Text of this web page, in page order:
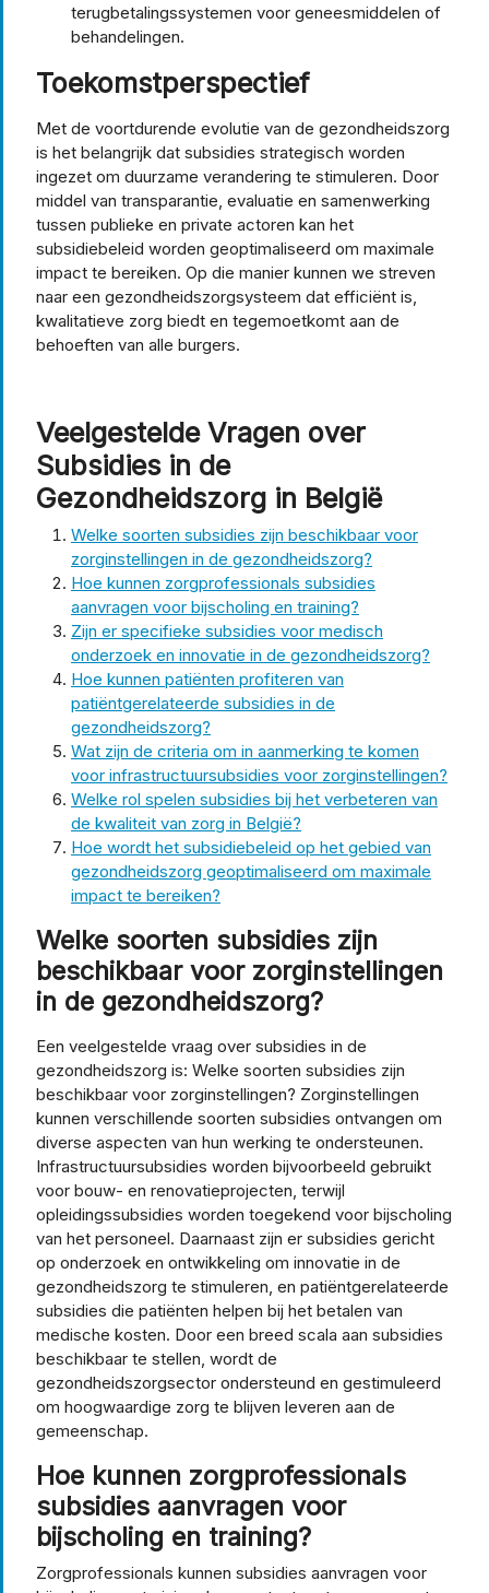
terugbetalingssystemen voor geneesmiddelen of
behandelingen.
Toekomstperspectief
Met de voortdurende evolutie van de gezondheidszorg
is het belangrijk dat subsidies strategisch worden
ingezet om duurzame verandering te stimuleren. Door
middel van transparantie, evaluatie en samenwerking
tussen publieke en private actoren kan het
subsidiebeleid worden geoptimaliseerd om maximale
impact te bereiken. Op die manier kunnen we streven
naar een gezondheidszorgsysteem dat efficiënt is,
kwalitatieve zorg biedt en tegemoetkomt aan de
behoeften van alle burgers.
Veelgestelde Vragen over
Subsidies in de
Gezondheidszorg in België
Welke soorten subsidies zijn beschikbaar voor
zorginstellingen in de gezondheidszorg?
Hoe kunnen zorgprofessionals subsidies
aanvragen voor bijscholing en training?
Zijn er specifieke subsidies voor medisch
onderzoek en innovatie in de gezondheidszorg?
Hoe kunnen patiënten profiteren van
patiëntgerelateerde subsidies in de
gezondheidszorg?
Wat zijn de criteria om in aanmerking te komen
voor infrastructuursubsidies voor zorginstellingen?
Welke rol spelen subsidies bij het verbeteren van
de kwaliteit van zorg in België?
Hoe wordt het subsidiebeleid op het gebied van
gezondheidszorg geoptimaliseerd om maximale
impact te bereiken?
Welke soorten subsidies zijn
beschikbaar voor zorginstellingen
in de gezondheidszorg?
Een veelgestelde vraag over subsidies in de
gezondheidszorg is: Welke soorten subsidies zijn
beschikbaar voor zorginstellingen? Zorginstellingen
kunnen verschillende soorten subsidies ontvangen om
diverse aspecten van hun werking te ondersteunen.
Infrastructuursubsidies worden bijvoorbeeld gebruikt
voor bouw- en renovatieprojecten, terwijl
opleidingssubsidies worden toegekend voor bijscholing
van het personeel. Daarnaast zijn er subsidies gericht
op onderzoek en ontwikkeling om innovatie in de
gezondheidszorg te stimuleren, en patiëntgerelateerde
subsidies die patiënten helpen bij het betalen van
medische kosten. Door een breed scala aan subsidies
beschikbaar te stellen, wordt de
gezondheidszorgsector ondersteund en gestimuleerd
om hoogwaardige zorg te blijven leveren aan de
gemeenschap.
Hoe kunnen zorgprofessionals
subsidies aanvragen voor
bijscholing en training?
Zorgprofessionals kunnen subsidies aanvragen voor